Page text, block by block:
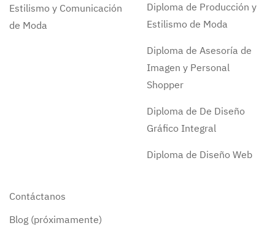
Estilismo y Comunicación
de Moda
Diploma de Producción y
Estilismo de Moda
Diploma de Asesoría de
Imagen y Personal
Shopper
Diploma de De Diseño
Gráfico Integral
Diploma de Diseño Web
Contáctanos
Blog (próximamente)